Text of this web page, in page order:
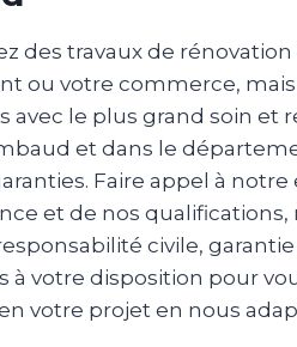
des travaux de
ou votre commerce, mais
avec le plus grand soin et
et dans le
Faire appel à
et de nos qualifications,
civile,
à votre disposition pour
votre projet en nous